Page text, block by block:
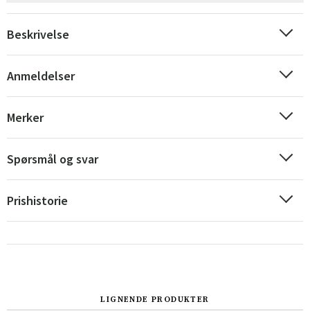
Sverige
Danmark
Beskrivelse
Anmeldelser
Merker
Spørsmål og svar
Prishistorie
LIGNENDE PRODUKTER